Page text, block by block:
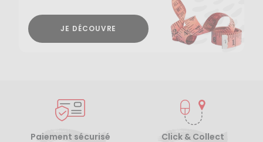
JE DÉCOUVRE
Paiement sécurisé
Click & Collect